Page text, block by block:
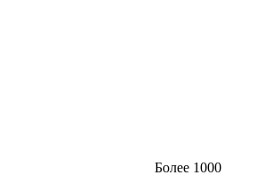
Более 1000